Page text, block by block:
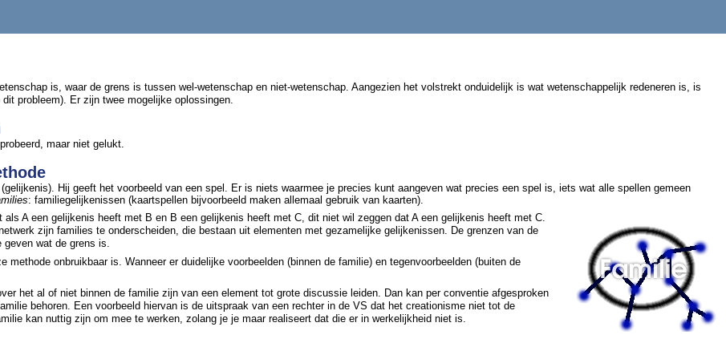
is, waar de grens is tussen wel-wetenschap en niet-wetenschap. Aangezien het volstrekt onduidelijk is wat wetenschappelijk redeneren is, is
probleem). Er zijn twee mogelijke oplossingen.
maar niet gelukt.
(gelijkenis). Hij geeft het voorbeeld van een spel. Er is niets waarmee je precies kunt aangeven wat precies een spel is, iets wat alle spellen gemeen
: familiegelijkenissen (kaartspellen bijvoorbeeld maken allemaal gebruik van kaarten).
A een gelijkenis heeft met B en B een gelijkenis heeft met C, dit niet wil zeggen dat A een gelijkenis heeft met C.
zijn families te onderscheiden, die bestaan uit elementen met gezamelijke gelijkenissen. De grenzen van de
wat de grens is.
methode onbruikbaar is. Wanneer er duidelijke voorbeelden (binnen de familie) en tegenvoorbeelden (buiten de
het al of niet binnen de familie zijn van een element tot grote discussie leiden. Dan kan per conventie afgesproken
behoren. Een voorbeeld hiervan is de uitspraak van een rechter in de VS dat het creationisme niet tot de
kan nuttig zijn om mee te werken, zolang je je maar realiseert dat die er in werkelijkheid niet is.